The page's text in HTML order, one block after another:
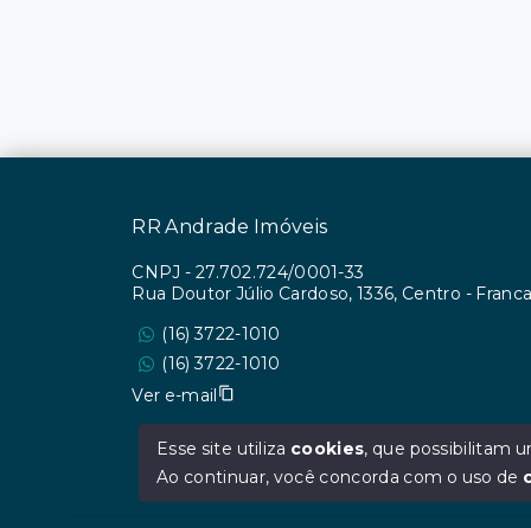
RR Andrade Imóveis
CNPJ - 27.702.724/0001-33
Rua Doutor Júlio Cardoso, 1336, Centro -
(16) 3722-1010
(16) 3722-1010
Ver e-mail
Esse site utiliza cookies, que possibilitam
Ao continuar, você concorda com o uso de